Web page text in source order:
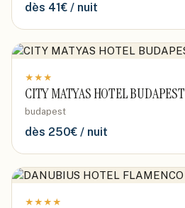
dès 41€ / nuit
★ ★ ★
CITY MATYAS HOTEL BUDAPEST
budapest
dès 250€ / nuit
★ ★ ★ ★